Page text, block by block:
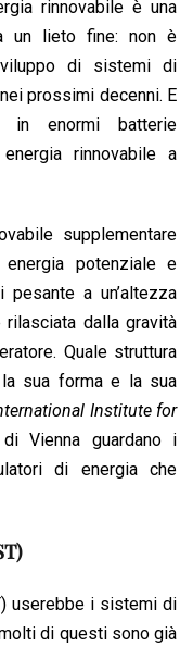
i
n
t
rinnovabile è una
un lieto fine: non è
di sistemi di
prossimi decenni. E
in enormi batterie
rinnovabile a
supplementare
potenziale e
a un’altezza
rilasciata dalla gravità
Quale struttura
sua forma e la sua
Institute for
di Vienna guardano i
di energia che
userebbe i sistemi di
di questi sono già